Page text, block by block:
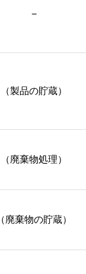
−
（製品の貯蔵）
（廃棄物処理）
（廃棄物の貯蔵）